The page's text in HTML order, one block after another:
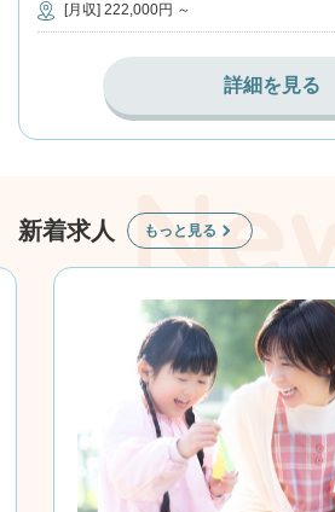
[月収] 222,000円 ～
詳細を見る
新着求人 もっと見る